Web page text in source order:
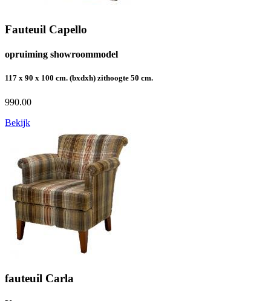
Fauteuil Capello
opruiming showroommodel
117 x 90 x 100 cm. (bxdxh) zithoogte 50 cm.
990.00
Bekijk
fauteuil Carla